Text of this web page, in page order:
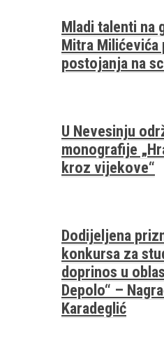
Mladi talenti na
Mitra Milićevića
postojanja na
U Nevesinju
monografije
kroz vijekove“
Dodijeljena
konkursa za
doprinos u
Depolo“ –
Karadeglić